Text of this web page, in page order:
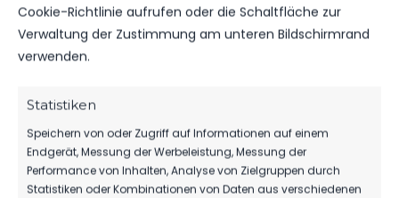
Cookie-Richtlinie aufrufen oder die Schaltfläche zur
Verwaltung der Zustimmung am unteren Bildschirmrand
verwenden.
Statistiken
Speichern von oder Zugriff auf Informationen auf einem
Endgerät, Messung der Werbeleistung, Messung der
Performance von Inhalten, Analyse von Zielgruppen durch
Statistiken oder Kombinationen von Daten aus verschiedenen
TIM MEYER WECHSELT ZU GERMANIA
HALBERSTADT
07. Aug. 2026
SPONSOREN
MBS VERLÄNGERT SEIN SPONSORING
BEIM FSV